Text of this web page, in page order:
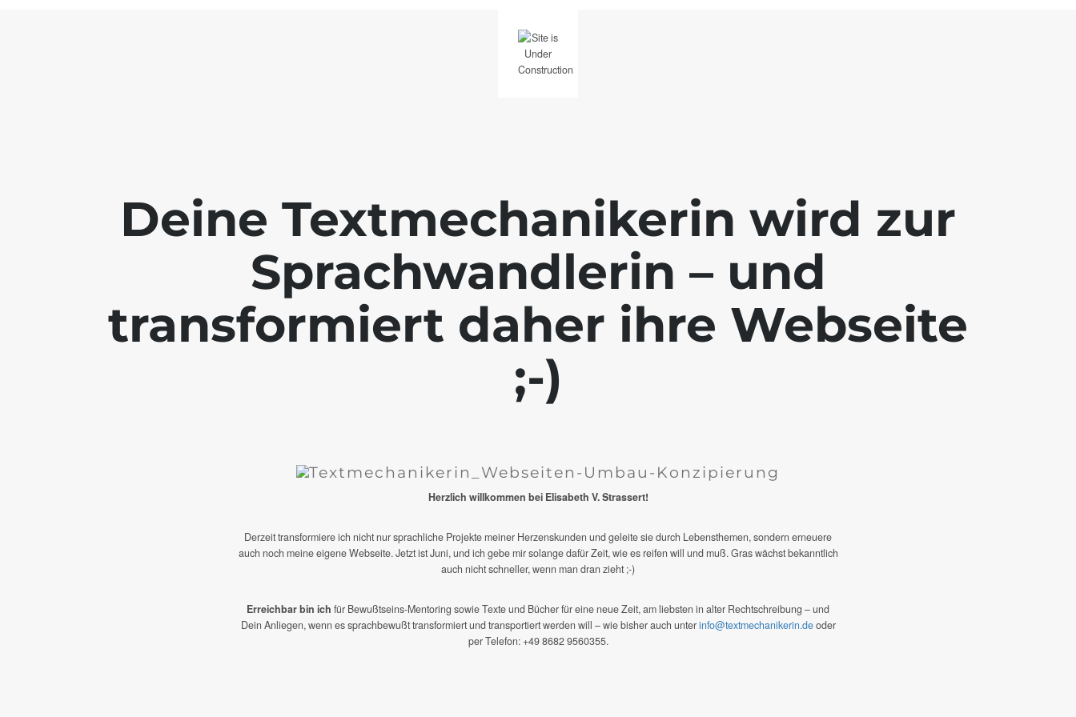
Deine Textmechanikerin wird zur
Sprachwandlerin – und
transformiert daher ihre Webseite
;-)
Herzlich willkommen bei Elisabeth V. Strassert!
Derzeit transformiere ich nicht nur sprachliche Projekte meiner Herzenskunden und geleite sie durch Lebensthemen, sondern erneuere
auch noch meine eigene Webseite. Jetzt ist Juni, und ich gebe mir solange dafür Zeit, wie es reifen will und muß. Gras wächst bekanntlich
auch nicht schneller, wenn man dran zieht ;-)
Erreichbar bin ich für Bewußtseins-Mentoring sowie Texte und Bücher für eine neue Zeit, am liebsten in alter Rechtschreibung – und
Dein Anliegen, wenn es sprachbewußt transformiert und transportiert werden will – wie bisher auch unterinfo@textmechanikerin.deoder
per Telefon: +49 8682 9560355.